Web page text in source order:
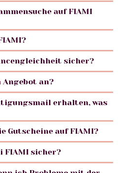
auf FIAMI
sicher?
Angebot an?
erhalten, was
Gutscheine auf FIAMI?
FIAMI sicher?